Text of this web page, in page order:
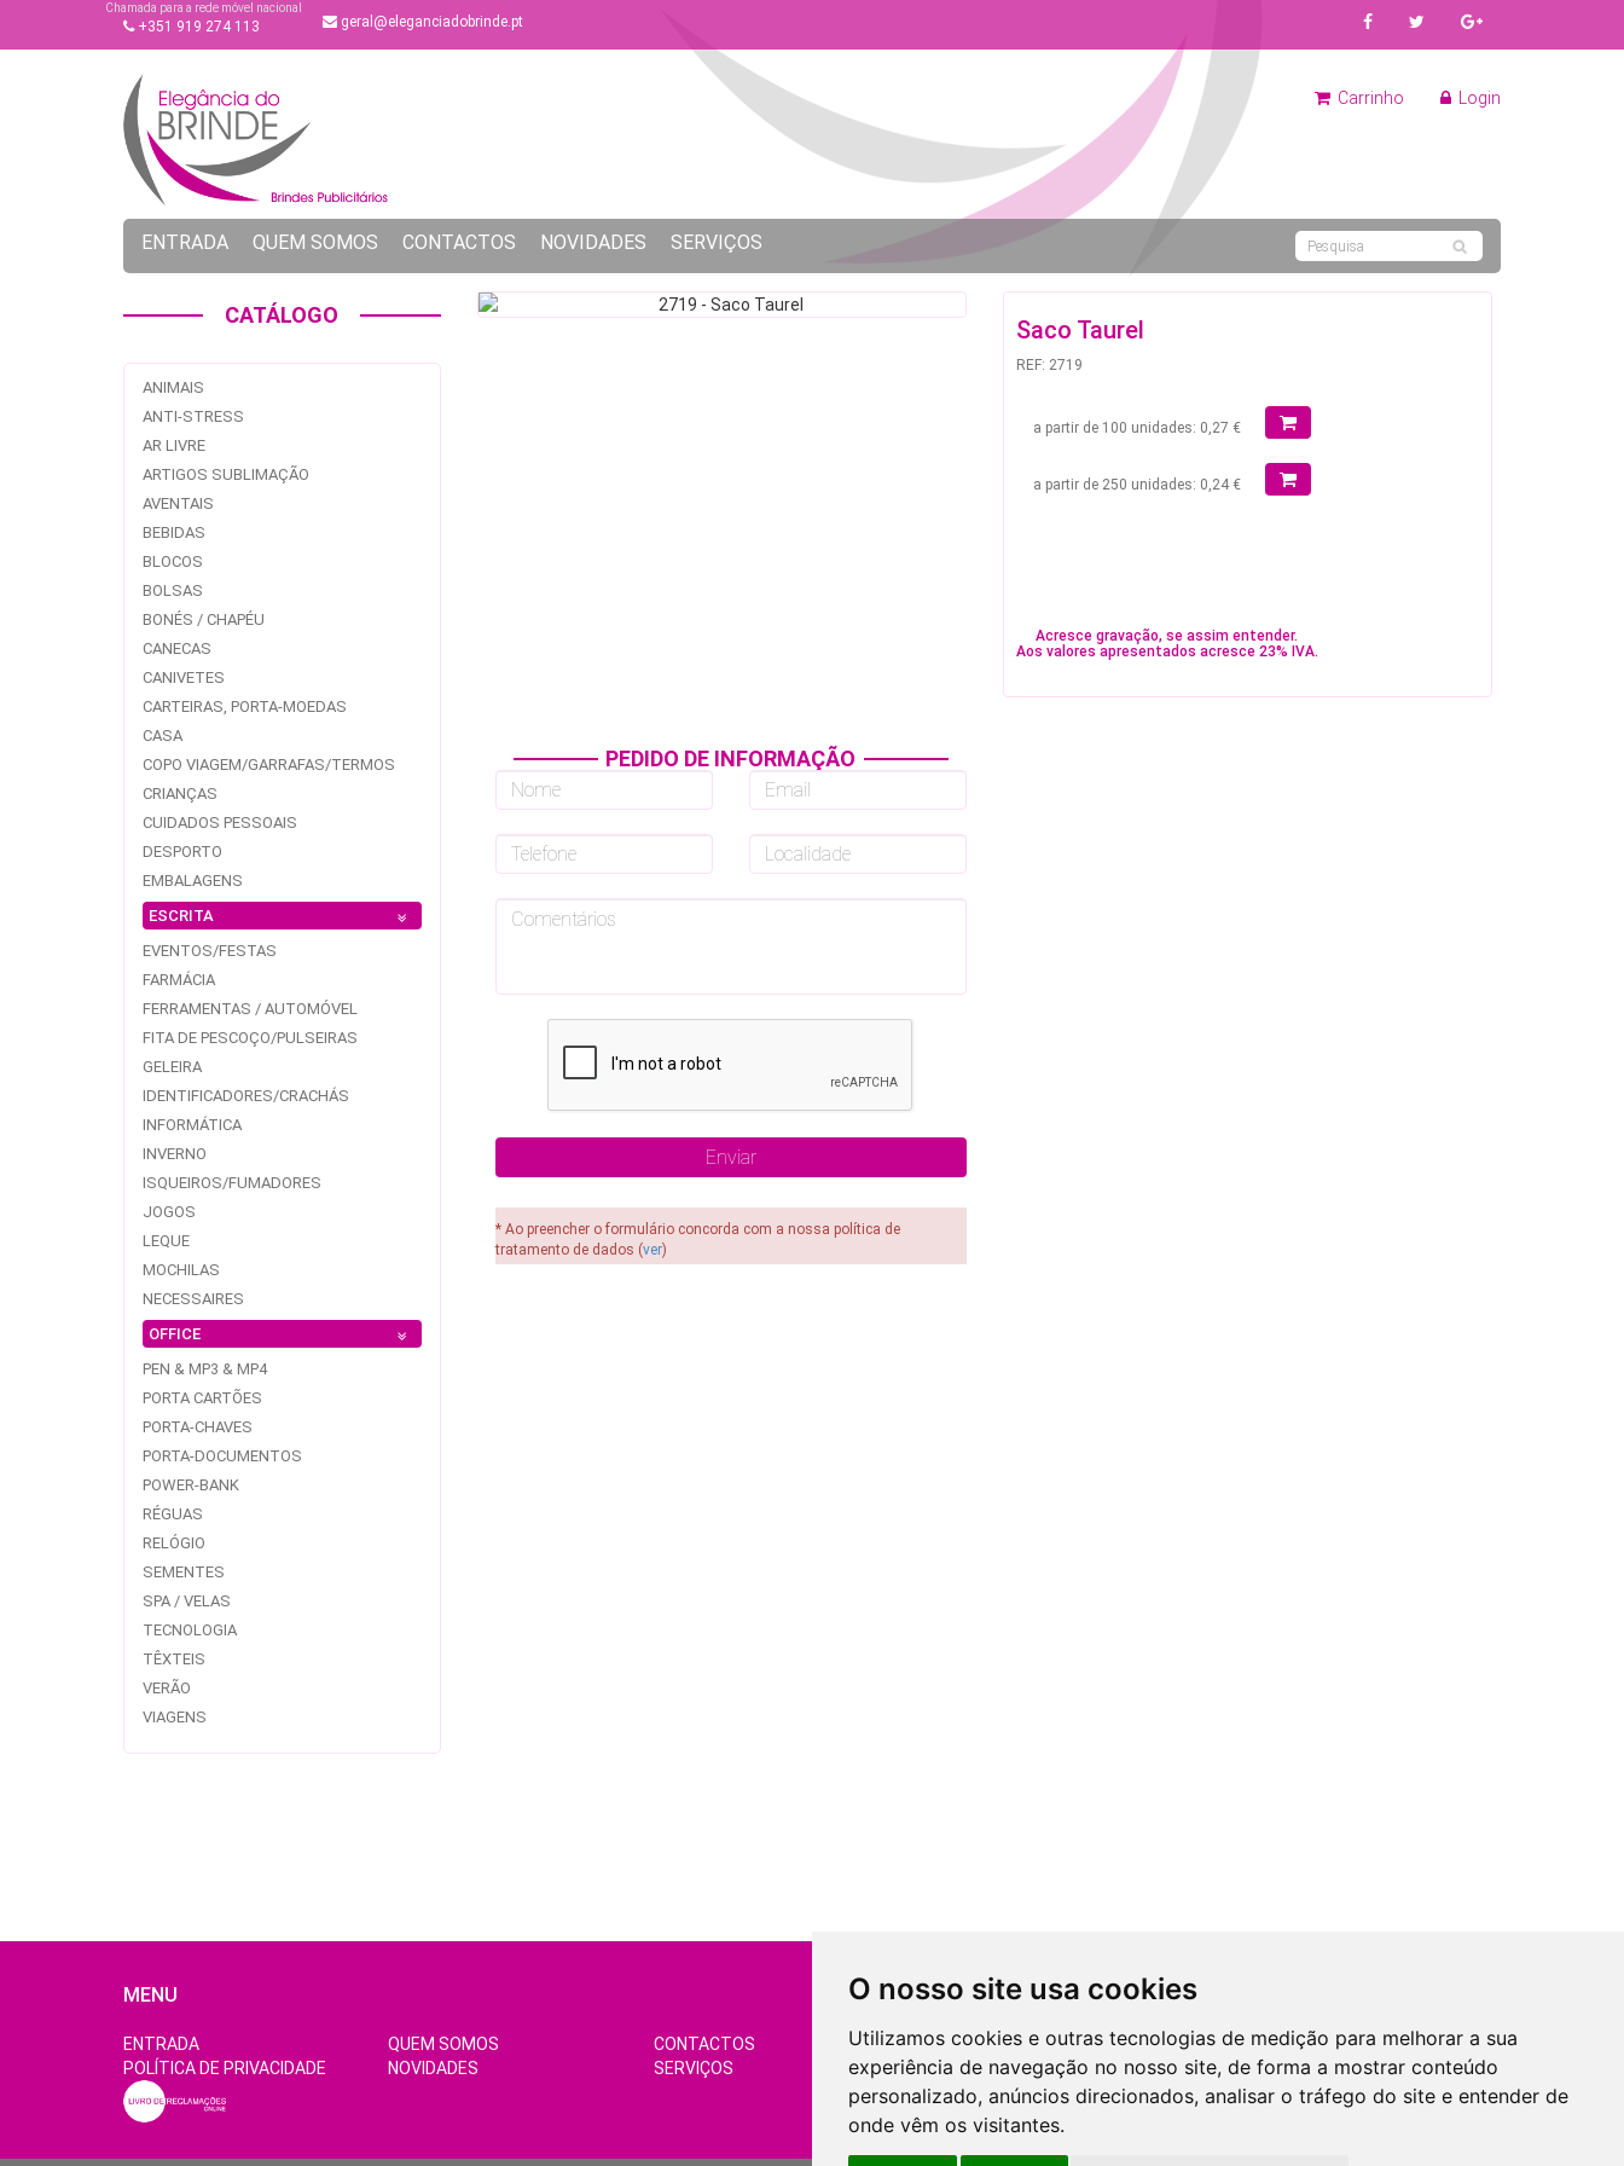
O nosso site usa cookies
Utilizamos cookies e outras tecnologias de medição para melhorar a sua
experiência de navegação no nosso site, de forma a mostrar conteúdo
personalizado, anúncios direcionados, analisar o tráfego do site e entender de
onde vêm os visitantes.
Chamada para a rede móvel nacional
+351 919 274 113 geral@eleganciadobrinde.pt
Carrinho Login
ENTRADA QUEM SOMOS CONTACTOS NOVIDADES SERVIÇOS
CATÁLOGO
ANIMAIS
ANTI-STRESS
AR LIVRE
ARTIGOS SUBLIMAÇÃO
AVENTAIS
BEBIDAS
BLOCOS
BOLSAS
BONÉS / CHAPÉU
CANECAS
CANIVETES
CARTEIRAS, PORTA-MOEDAS
CASA
COPO VIAGEM/GARRAFAS/TERMOS
CRIANÇAS
CUIDADOS PESSOAIS
DESPORTO
EMBALAGENS
ESCRITA
EVENTOS/FESTAS
FARMÁCIA
FERRAMENTAS / AUTOMÓVEL
FITA DE PESCOÇO/PULSEIRAS
GELEIRA
IDENTIFICADORES/CRACHÁS
INFORMÁTICA
INVERNO
ISQUEIROS/FUMADORES
JOGOS
LEQUE
MOCHILAS
NECESSAIRES
OFFICE
PEN & MP3 & MP4
PORTA CARTÕES
PORTA-CHAVES
PORTA-DOCUMENTOS
POWER-BANK
RÉGUAS
RELÓGIO
SEMENTES
SPA / VELAS
TECNOLOGIA
TÊXTEIS
VERÃO
VIAGENS
Saco Taurel
REF: 2719
a partir de 100 unidades: 0,27 €
a partir de 250 unidades: 0,24 €
Acresce gravação, se assim entender.
Aos valores apresentados acresce 23% IVA.
PEDIDO DE INFORMAÇÃO
* Ao preencher o formulário concorda com a nossa política de
tratamento de dados (ver)
MENU
ENTRADA QUEM SOMOS CONTACTOS
CONDIÇÕES DE VENDA
POLÍTICA DE PRIVACIDADE
NOVIDADES SERVIÇOS GERIR COOKIES
SUBSCREVER NEWSLETTER
Mantenha-se informado das nossas
Promções, novidades e muito mais...